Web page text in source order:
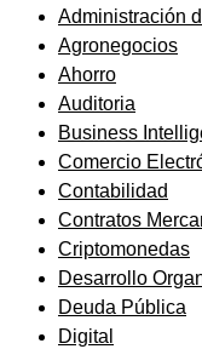
Administración
Agronegocios
Ahorro
Auditoria
Business
Comercio
Contabilidad
Contratos
Criptomonedas
Desarrollo
Deuda Pública
Digital